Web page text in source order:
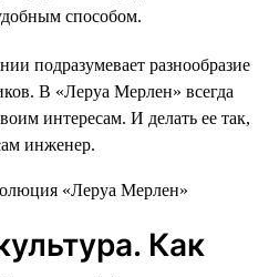
способом.
подразумевает разнообразие
В «Леруа Мерлен» всегда
интересам. И делать ее так,
инженер.
Как